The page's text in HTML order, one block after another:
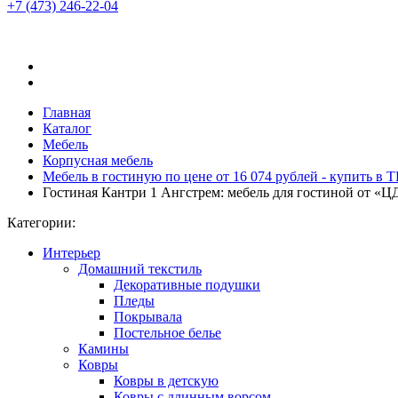
+7 (473) 246-22-04
Главная
Каталог
Мебель
Корпусная мебель
Мебель в гостиную по цене от 16 074 рублей - купить
Гостиная Кантри 1 Ангстрем: мебель для гостиной от
Категории:
Интерьер
Домашний текстиль
Декоративные подушки
Пледы
Покрывала
Постельное белье
Камины
Ковры
Ковры в детскую